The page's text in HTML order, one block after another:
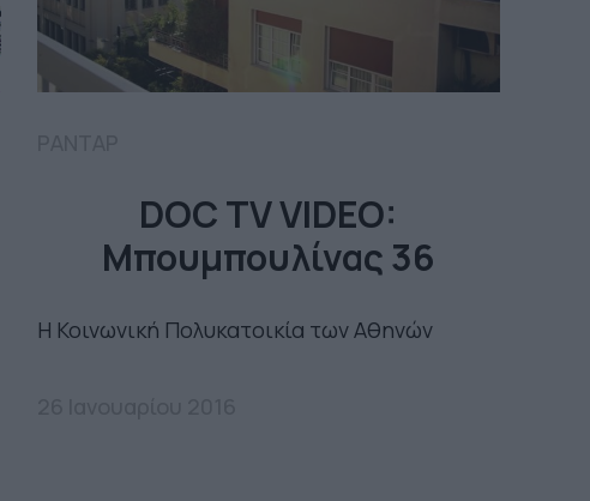
DOC TV VIDEO:
Μπουμπουλίνας 36
Η Κοινωνική Πολυκατοικία των Αθηνών